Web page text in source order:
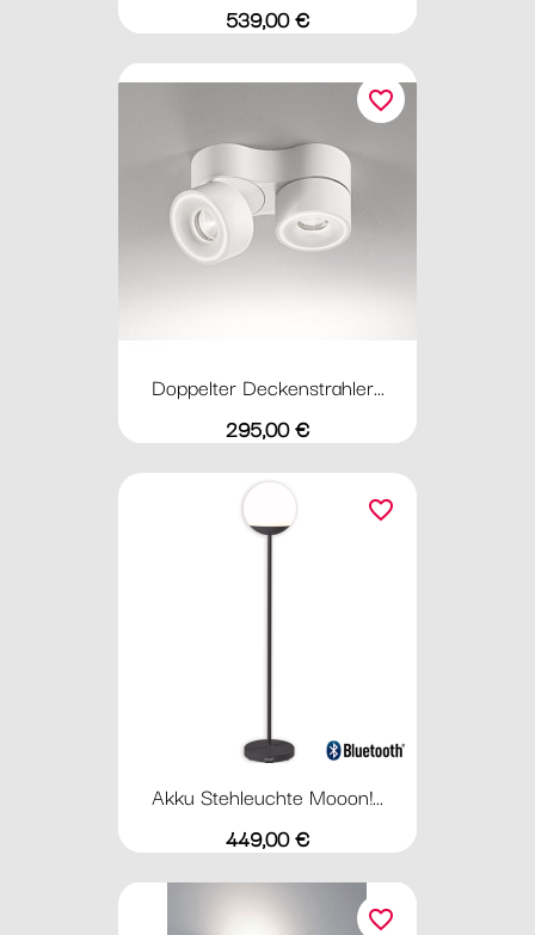
Preis
539,00 €
Doppelter Deckenstrahler...
Preis
295,00 €
favorite_border
Akku Stehleuchte Mooon!...
Preis
449,00 €
favorite_border
favorite_border